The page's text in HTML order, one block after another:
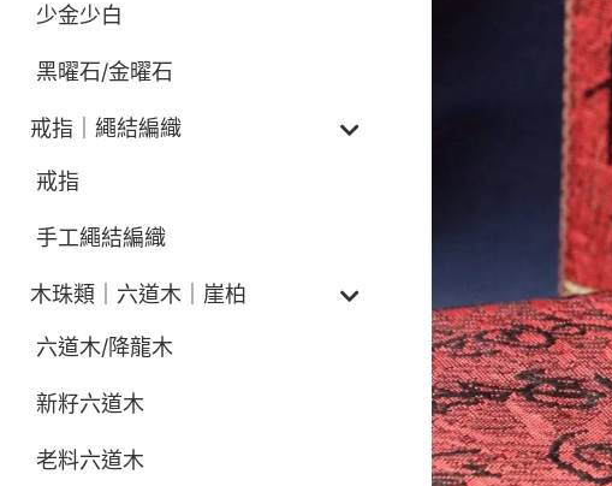
少金少白
黑曜石/金曜石
戒指｜繩結編織
戒指
手工繩結編織
木珠類｜六道木｜崖柏
六道木/降龍木
新籽六道木
老料六道木